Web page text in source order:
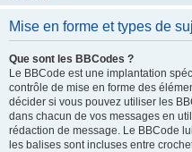
Mise en forme et types de
Que sont les BBCodes ?
Le BBCode est une implantation
contrôle de mise en forme des
décider si vous pouvez utiliser les
dans chacun de vos messages en
rédaction de message. Le BBCode
les balises sont incluses entre